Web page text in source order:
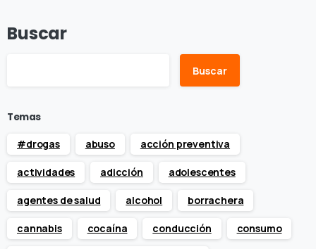
Buscar
Buscar
Temas
#drogas
abuso acción preventiva
actividades adicción adolescentes
agentes de salud alcohol borrachera
cannabis cocaína conducción consumo